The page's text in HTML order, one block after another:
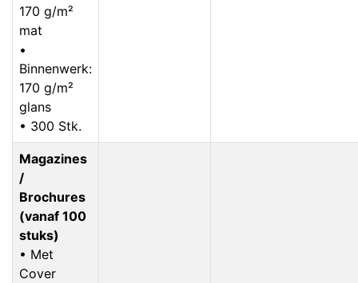
170 g/m²
mat
•
Binnenwerk:
170 g/m²
glans
• 300 Stk.
Magazines
/
Brochures
(vanaf 100
stuks)
• Met
Cover